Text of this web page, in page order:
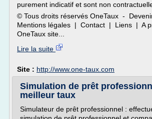
purement indicatif et sont non
© Tous droits réservés OneTaux -
Mentions légales | Contact | Liens | A
OneTaux site...
Lire la suite
Site : http://www.one-taux.com
Simulation de prêt
meilleur taux
Simulateur de prêt professionnel :